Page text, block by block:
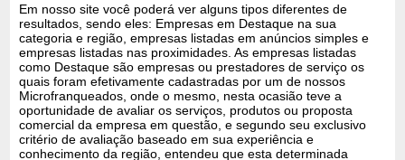
Em nosso site você poderá ver alguns tipos diferentes de
resultados, sendo eles: Empresas em Destaque na sua
categoria e região, empresas listadas em anúncios simples e
empresas listadas nas proximidades. As empresas listadas
como Destaque são empresas ou prestadores de serviço os
quais foram efetivamente cadastradas por um de nossos
Microfranqueados, onde o mesmo, nesta ocasião teve a
oportunidade de avaliar os serviços, produtos ou proposta
comercial da empresa em questão, e segundo seu exclusivo
critério de avaliação baseado em sua experiência e
conhecimento da região, entendeu que esta determinada